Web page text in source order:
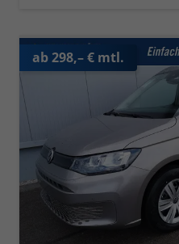
ab 298,– € mtl.